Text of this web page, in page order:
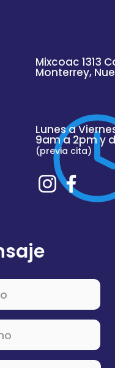
Mixcoac 1313
Monterrey,
Lunes a
9am a 2pm y
(previa cita)